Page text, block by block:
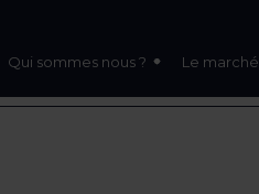
Qui sommes nous ? Le marché